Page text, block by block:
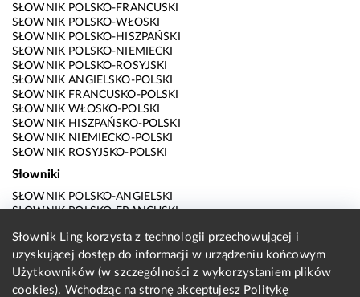
SŁOWNIK POLSKO-FRANCUSKI
SŁOWNIK POLSKO-WŁOSKI
SŁOWNIK POLSKO-HISZPAŃSKI
SŁOWNIK POLSKO-NIEMIECKI
SŁOWNIK POLSKO-ROSYJSKI
SŁOWNIK ANGIELSKO-POLSKI
SŁOWNIK FRANCUSKO-POLSKI
SŁOWNIK WŁOSKO-POLSKI
SŁOWNIK HISZPAŃSKO-POLSKI
SŁOWNIK NIEMIECKO-POLSKI
SŁOWNIK ROSYJSKO-POLSKI
Słowniki
SŁOWNIK POLSKO-ANGIELSKI
SŁOWNIK POLSKO-FRANCUSKI
SŁOWNIK POLSKO-HISZPAŃSKI
SŁOWNIK POLSKO-NIEMIECKI
SŁOWNIK POLSKO-ROSYJSKI
SŁOWNIK ANGIELSKO-POLSKI
Słownik Ling korzysta z technologii przechowującej i
uzyskującej dostęp do informacji w urządzeniu końcowym
Użytkowników (w szczególności z wykorzystaniem plików
cookies). Wchodząc na stronę akceptujesz Politykę